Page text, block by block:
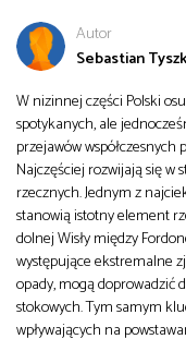
Autor
Sebastian
W nizinnej części Polski
spotykanych, ale
przejawów
Najczęściej rozwijają się w
rzecznych. Jednym z
stanowią istotny element
dolnej Wisły między
występujące ekstremalne
opady, mogą doprowadzić
stokowych. Tym samym
wpływających na